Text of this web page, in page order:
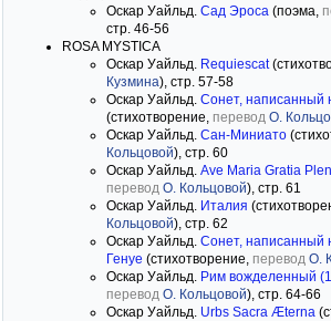
Оскар Уайльд. Сад Эроса (поэма,
стр. 46-56
ROSA MYSTICA
Оскар Уайльд. Requiescat
Кузмина), стр. 57-58
Оскар Уайльд. Сонет, написанный
(стихотворение, перевод О.
Оскар Уайльд. Сан-Миниато
Кольцовой), стр. 60
Оскар Уайльд. Ave Maria Gratia
перевод О. Кольцовой), стр. 61
Оскар Уайльд. Италия
Кольцовой), стр. 62
Оскар Уайльд. Сонет, написанный
Генуе (стихотворение, перевод О.
Оскар Уайльд. Рим вожделенный
перевод О. Кольцовой), стр. 64-66
Оскар Уайльд. Urbs Sacra Æterna